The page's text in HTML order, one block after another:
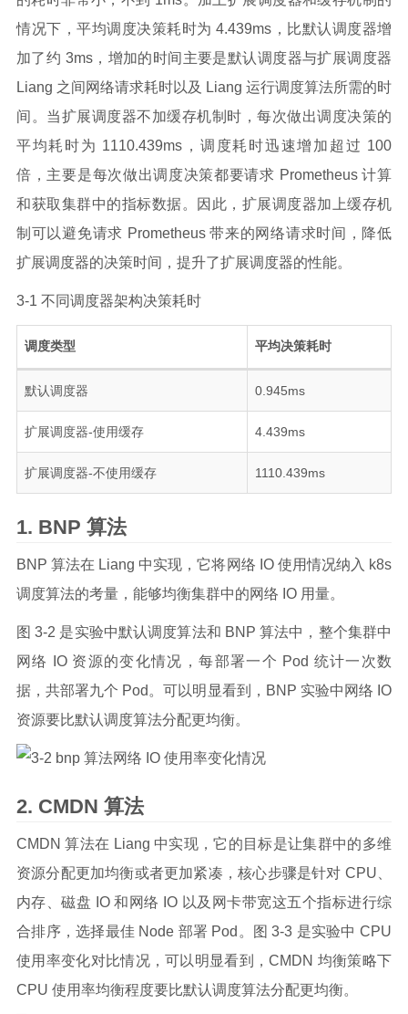
情况下，平均调度决策耗时为 4.439ms，比默认调度器增
加了约 3ms，增加的时间主要是默认调度器与扩展调度器
Liang 之间网络请求耗时以及 Liang 运行调度算法所需的时
间。当扩展调度器不加缓存机制时，每次做出调度决策的
平均耗时为 1110.439ms，调度耗时迅速增加超过 100
倍，主要是每次做出调度决策都要请求 Prometheus 计算
和获取集群中的指标数据。因此，扩展调度器加上缓存机
制可以避免请求 Prometheus 带来的网络请求时间，降低
扩展调度器的决策时间，提升了扩展调度器的性能。
3-1 不同调度器架构决策耗时
调度类型 平均决策耗时
默认调度器 0.945ms
扩展调度器-使用缓存 4.439ms
扩展调度器-不使用缓存 1110.439ms
BNP 算法
BNP 算法在 Liang 中实现，它将网络 IO 使用情况纳入 k8s
调度算法的考量，能够均衡集群中的网络 IO 用量。
图 3-2 是实验中默认调度算法和 BNP 算法中，整个集群中
网络 IO 资源的变化情况，每部署一个 Pod 统计一次数
据，共部署九个 Pod。可以明显看到，BNP 实验中网络 IO
资源要比默认调度算法分配更均衡。
CMDN 算法
CMDN 算法在 Liang 中实现，它的目标是让集群中的多维
资源分配更加均衡或者更加紧凑，核心步骤是针对 CPU、
内存、磁盘 IO 和网络 IO 以及网卡带宽这五个指标进行综
合排序，选择最佳 Node 部署 Pod。图 3-3 是实验中 CPU
使用率变化对比情况，可以明显看到，CMDN 均衡策略下
CPU 使用率均衡程度要比默认调度算法分配更均衡。